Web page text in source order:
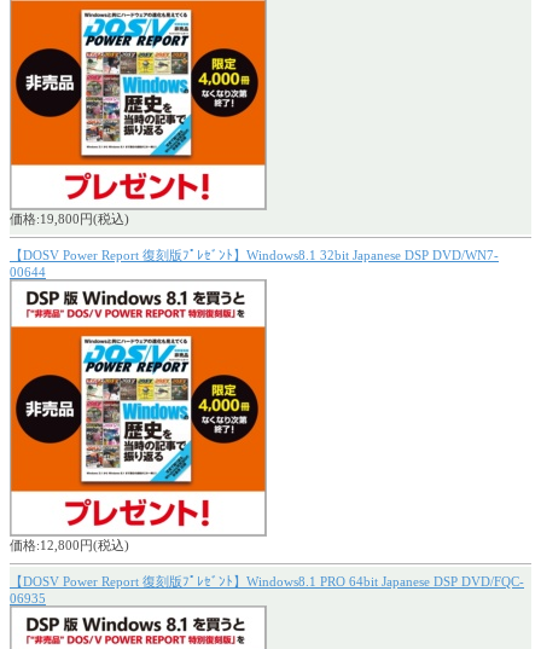
価格:19,800円(税込)
【DOSV Power Report 復刻版ﾌﾟﾚｾﾞﾝﾄ】Windows8.1 32bit Japanese DSP DVD/WN7-
00644
価格:12,800円(税込)
【DOSV Power Report 復刻版ﾌﾟﾚｾﾞﾝﾄ】Windows8.1 PRO 64bit Japanese DSP DVD/FQC-
06935